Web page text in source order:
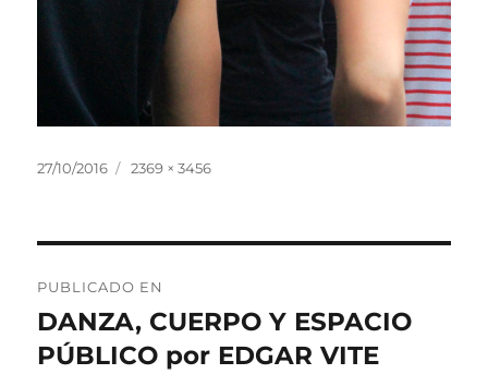
Publicado
27/10/2016
Tamaño
2369 × 3456
de
entradas
PUBLICADO EN
DANZA, CUERPO Y ESPACIO
PÚBLICO por EDGAR VITE